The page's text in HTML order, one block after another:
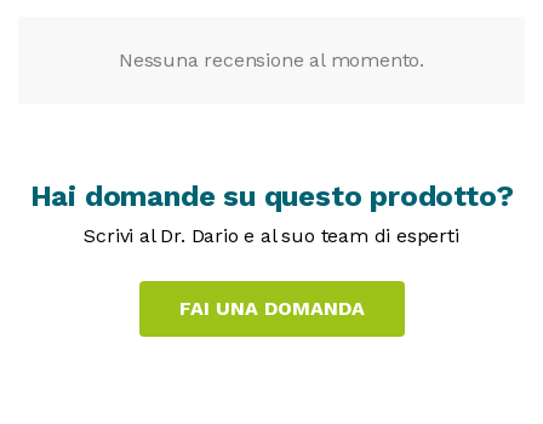
Nessuna recensione al momento.
Hai domande su questo prodotto?
Scrivi al Dr. Dario e al suo team di esperti